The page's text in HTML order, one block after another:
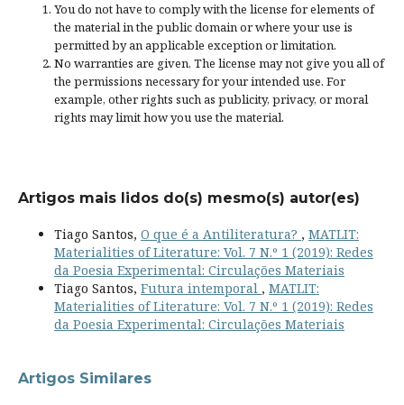
You do not have to comply with the license for elements of
the material in the public domain or where your use is
permitted by an applicable exception or limitation.
No warranties are given. The license may not give you all of
the permissions necessary for your intended use. For
example, other rights such as publicity, privacy, or moral
rights may limit how you use the material.
Artigos mais lidos do(s) mesmo(s) autor(es)
Tiago Santos, O que é a Antiliteratura? , MATLIT:
Materialities of Literature: Vol. 7 N.º 1 (2019): Redes
da Poesia Experimental: Circulações Materiais
Tiago Santos, Futura intemporal , MATLIT:
Materialities of Literature: Vol. 7 N.º 1 (2019): Redes
da Poesia Experimental: Circulações Materiais
Artigos Similares